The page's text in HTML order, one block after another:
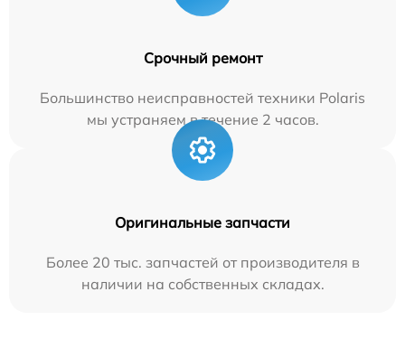
Срочный ремонт
Большинство неисправностей техники Polaris
мы устраняем в течение 2 часов.
Оригинальные запчасти
Более 20 тыс. запчастей от производителя в
наличии на собственных складах.